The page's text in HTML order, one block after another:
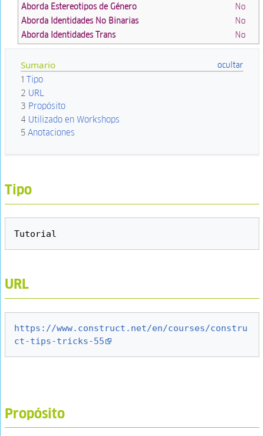
Aborda Estereotipos de Género
No
Aborda Identidades No Binarias
No
Aborda Identidades Trans
No
Sumario
1 Tipo
2 URL
3 Propósito
4 Utilizado en Workshops
5 Anotaciones
Tipo
URL
https://www.construct.net/en/courses/constru
ct-tips-tricks-55
Propósito